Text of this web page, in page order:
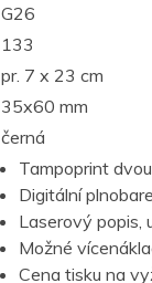
G26
133
pr. 7 x 23 cm
35x60 mm
černá
Tampoprint
Digitální
Laserový popis,
Možné
Cena tisku na